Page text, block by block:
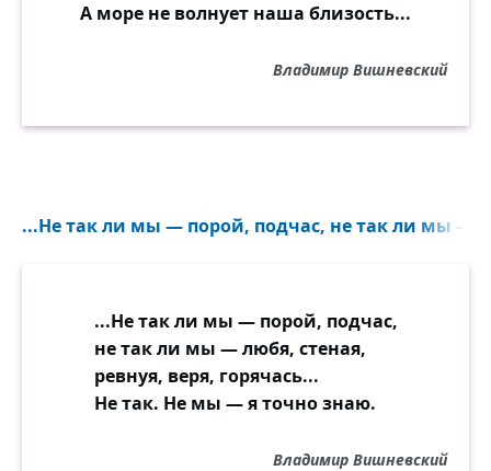
А море не волнует наша близость...
Владимир Вишневский
...Не так ли мы — порой, подчас, не так ли мы —
...Не так ли мы — порой, подчас,
не так ли мы — любя, стеная,
ревнуя, веря, горячась...
Не так. Не мы — я точно знаю.
Владимир Вишневский